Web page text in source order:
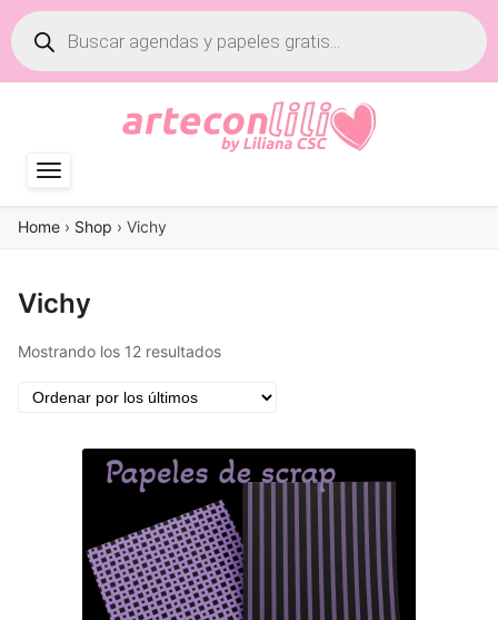
Búsqueda
de
productos
Home › Shop › Vichy
Vichy
Mostrando los 12 resultadosOrdenado